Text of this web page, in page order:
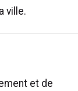
ville.
et de